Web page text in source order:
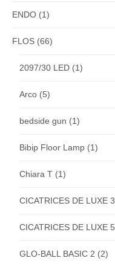
ENDO (1)
FLOS (66)
2097/30 LED (1)
Arco (5)
bedside gun (1)
Bibip Floor Lamp (1)
Chiara T (1)
CICATRICES DE LUXE 3
CICATRICES DE LUXE 5
GLO-BALL BASIC 2 (2)